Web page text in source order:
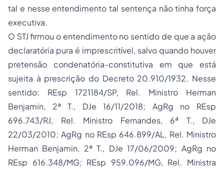
tal e nesse entendimento tal sentença não tinha força
executiva.
O STJ firmou o entendimento no sentido de que a ação
declaratória pura é imprescritível, salvo quando houver
pretensão condenatória-constitutiva em que está
sujeita à prescrição do Decreto 20.910/1932. Nesse
sentido: REsp 1721184/SP, Rel. Ministro Herman
Benjamin, 2ª T., DJe 16/11/2018; AgRg no REsp
696.743/RJ, Rel. Ministro Fernandes, 6ª T., DJe
22/03/2010; AgRg no REsp 646.899/AL, Rel. Ministro
Herman Benjamin, 2ª T., DJe 17/06/2009; AgRg no
REsp 616.348/MG; REsp 959.096/MG, Rel. Ministra